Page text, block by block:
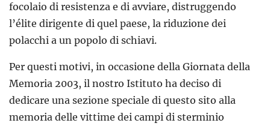
focolaio di resistenza e di avviare, distruggendo
l’élite dirigente di quel paese, la riduzione dei
polacchi a un popolo di schiavi.
Per questi motivi, in occasione della Giornata della
Memoria 2003, il nostro Istituto ha deciso di
dedicare una sezione speciale di questo sito alla
memoria delle vittime dei campi di sterminio